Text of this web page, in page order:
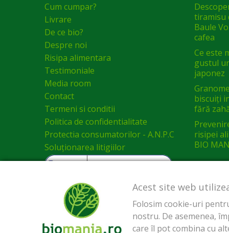
Cum cumpar?
Livrare
De ce bio?
Despre noi
Risipa alimentara
Testimoniale
Media room
Contact
Termeni si conditii
Politica de confidentialitate
Protectia consumatorilor - A.N.P.C
Soluționarea litigiilor
tiramisu
Baule
cafea
Ce este
gustul
japonez
biscuiți
fără
risipei
BIO
Acest site web
Folosim cookie-uri
nostru. De asemenea,
care îl pot combina cu